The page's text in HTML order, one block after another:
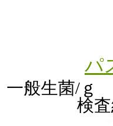
パ
一般生菌/ｇ
検